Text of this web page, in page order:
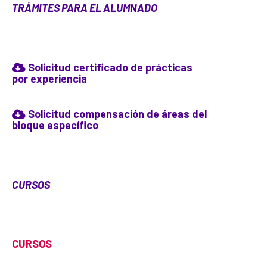
TRÁMITES PARA EL ALUMNADO
Solicitud certificado de prácticas
por experiencia
Solicitud compensación de áreas del
bloque específico
CURSOS
CURSOS